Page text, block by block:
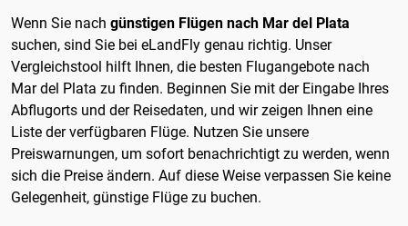
Wenn Sie nach günstigen Flügen nach Mar del Plata
suchen, sind Sie bei eLandFly genau richtig. Unser
Vergleichstool hilft Ihnen, die besten Flugangebote nach
Mar del Plata zu finden. Beginnen Sie mit der Eingabe Ihres
Abflugorts und der Reisedaten, und wir zeigen Ihnen eine
Liste der verfügbaren Flüge. Nutzen Sie unsere
Preiswarnungen, um sofort benachrichtigt zu werden, wenn
sich die Preise ändern. Auf diese Weise verpassen Sie keine
Gelegenheit, günstige Flüge zu buchen.